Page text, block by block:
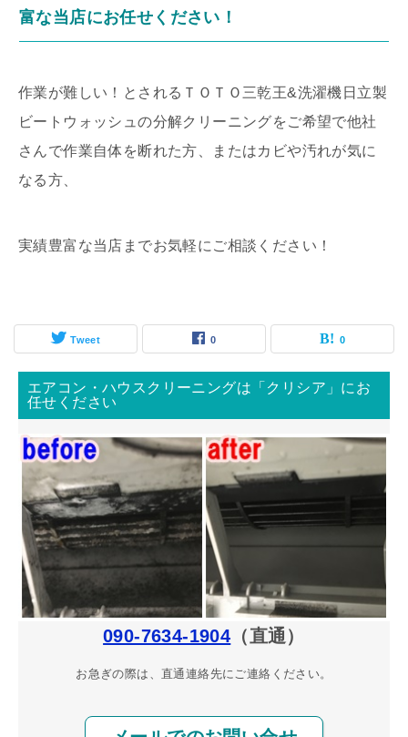
富な当店にお任せください！
作業が難しい！とされるＴＯＴＯ三乾王&洗濯機日立製
ビートウォッシュの分解クリーニングをご希望で他社
さんで作業自体を断れた方、またはカビや汚れが気に
なる方、
実績豊富な当店までお気軽にご相談ください！
Tweet 0 0
エアコン・ハウスクリーニングは「クリシア」にお
任せください
090-7634-1904 （直通）
お急ぎの際は、直通連絡先にご連絡ください。